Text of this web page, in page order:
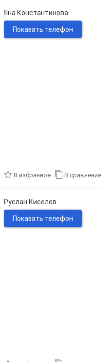
Яна Константинова
Показать телефон
В избранное В сравнение
Руслан Киселев
Показать телефон